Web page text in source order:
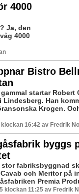
4000
Ja, den
4000
Bistro
startar Robert
Lindesberg. Han
Krogen.
16:42 av Fredrik
byggs
stor fabriksbyggnad
och Meritor på
Premia
klockan 11:25 av Fredrik